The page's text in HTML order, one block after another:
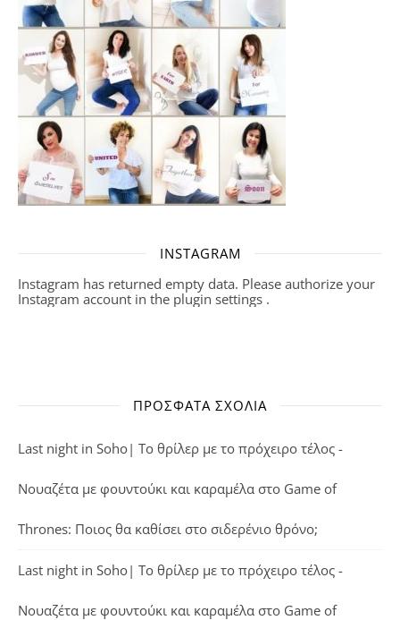
INSTAGRAM
Instagram has returned empty data. Please authorize your
Instagram account in the plugin settings .
ΠΡΌΣΦΑΤΑ ΣΧΌΛΙΑ
Last night in Soho| Το θρίλερ με το πρόχειρο τέλος -
Νουαζέτα με φουντούκι και καραμέλα στο Game of
Thrones: Ποιος θα καθίσει στο σιδερένιο θρόνο;
Last night in Soho| Το θρίλερ με το πρόχειρο τέλος -
Νουαζέτα με φουντούκι και καραμέλα στο Game of